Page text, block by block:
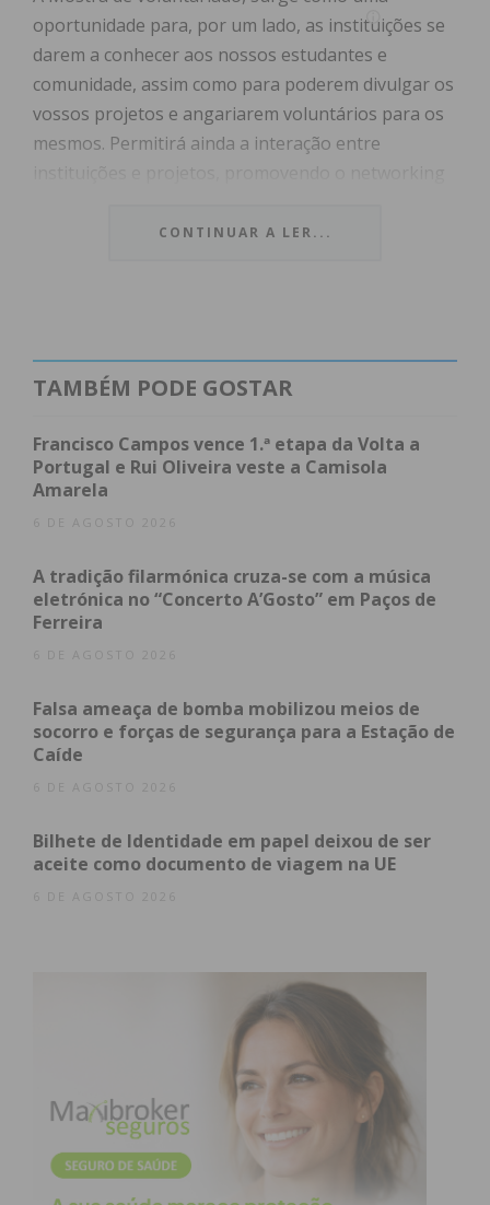
oportunidade para, por um lado, as instituições se
darem a conhecer aos nossos estudantes e
comunidade, assim como para poderem divulgar os
vossos projetos e angariarem voluntários para os
mesmos. Permitirá ainda a interação entre
colocar publicidade (panfletos, roll-ups, etc,)
de forma informal.
Imediato
Assine nossa newsletter por e-mail e
obtenha de forma regular a informação
Eu li e concordo com os termos e
condições
CONTINUAR A LER...
TAMBÉM PODE GOSTAR
Francisco Campos vence 1.ª etapa da Volta a
Portugal e Rui Oliveira veste a Camisola
Amarela
6 DE AGOSTO 2026
A tradição filarmónica cruza-se com a música
eletrónica no “Concerto A’Gosto” em Paços de
Ferreira
6 DE AGOSTO 2026
Falsa ameaça de bomba mobilizou meios de
socorro e forças de segurança para a Estação de
Caíde
6 DE AGOSTO 2026
Bilhete de Identidade em papel deixou de ser
aceite como documento de viagem na UE
6 DE AGOSTO 2026